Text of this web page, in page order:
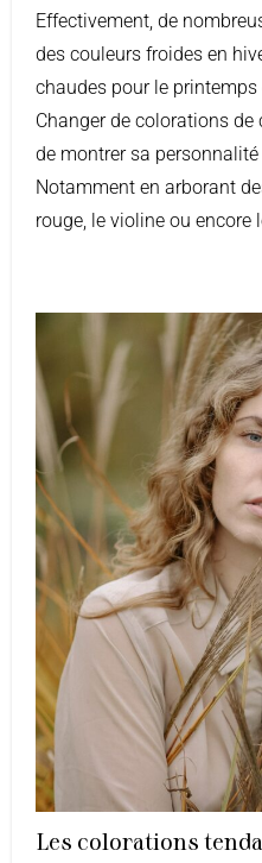
Effectivement, de
des couleurs froides en
chaudes pour le printemps
Changer de colorations
de montrer sa
Notamment en arborant
rouge, le violine ou encore
Les colorations